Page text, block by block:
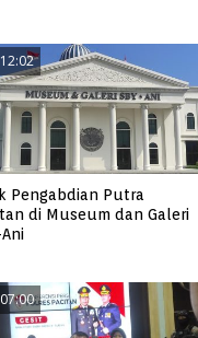
12:02
Pengabdian Putra
di Museum dan Galeri
07:00